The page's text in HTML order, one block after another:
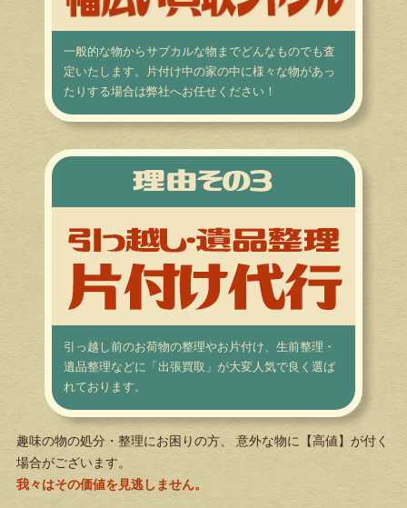
一般的な物からサブカルな物までどんなものでも査
定いたします。片付け中の家の中に様々な物があっ
たりする場合は弊社へお任せください！
引っ越し前のお荷物の整理やお片付け、生前整理・
遺品整理などに「出張買取」が大変人気で良く選ば
れております。
趣味の物の処分・整理にお困りの方、 意外な物に【高値】が付く
場合がございます。
我々はその価値を見逃しません。